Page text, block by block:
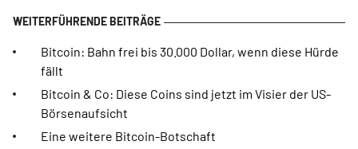
Bitcoin: Bahn frei bis 30.000 Dollar, wenn diese Hürde
fällt
Bitcoin & Co: Diese Coins sind jetzt im Visier der US-
Börsenaufsicht
Eine weitere Bitcoin-Botschaft